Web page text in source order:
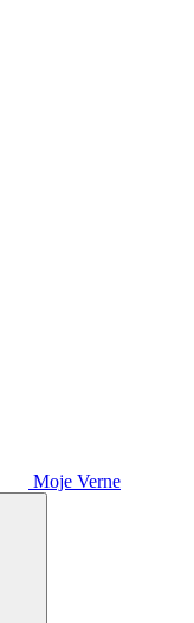
Moje Verne